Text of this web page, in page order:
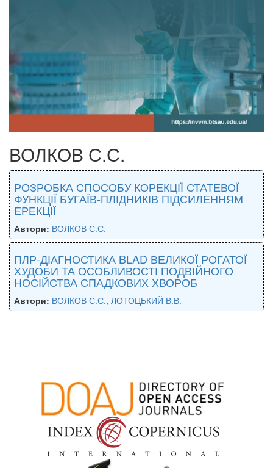
ВОЛКОВ С.С.
РОЗРОБКА СПОСОБУ КОРЕКЦІЇ СТАТЕВОЇ
ФУНКЦІЇ БУГАЇВ-ПЛІДНИКІВ ПІДСИЛЕННЯМ
ЕРЕКЦІЇ
Автори: ВОЛКОВ С.С.
ПЛР-ДІАГНОСТИКА BLAD ВЕЛИКОЇ РОГАТОЇ
ХУДОБИ ТА ОСОБЛИВОСТІ ПОДВІЙНОГО
НОСІЙСТВА СПАДКОВИХ ХВОРОБ
Автори: ВОЛКОВ С.С., ЛОТОЦЬКИЙ В.В.